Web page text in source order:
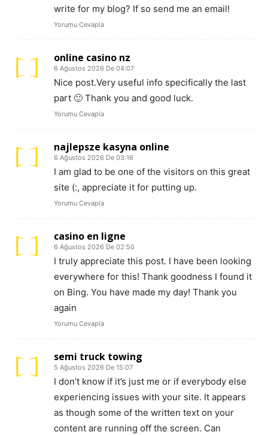
write for my blog? If so send me an email!
Yorumu Cevapla
online casino nz
6 Ağustos 2026 De 04:07
Nice post.Very useful info specifically the last
part 🙂 Thank you and good luck.
Yorumu Cevapla
najlepsze kasyna online
6 Ağustos 2026 De 03:16
I am glad to be one of the visitors on this great
site (:, appreciate it for putting up.
Yorumu Cevapla
casino en ligne
6 Ağustos 2026 De 02:50
I truly appreciate this post. I have been looking
everywhere for this! Thank goodness I found it
on Bing. You have made my day! Thank you
again
Yorumu Cevapla
semi truck towing
5 Ağustos 2026 De 15:07
I don’t know if it’s just me or if everybody else
experiencing issues with your site. It appears
as though some of the written text on your
content are running off the screen. Can